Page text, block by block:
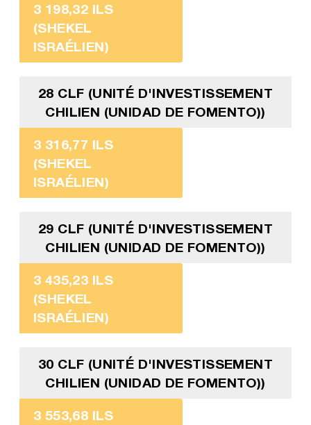
3 198,32 ILS
(SHEKEL
ISRAÉLIEN)
28 CLF (UNITÉ D'INVESTISSEMENT
CHILIEN (UNIDAD DE FOMENTO))
3 316,77 ILS
(SHEKEL
ISRAÉLIEN)
29 CLF (UNITÉ D'INVESTISSEMENT
CHILIEN (UNIDAD DE FOMENTO))
3 435,23 ILS
(SHEKEL
ISRAÉLIEN)
30 CLF (UNITÉ D'INVESTISSEMENT
CHILIEN (UNIDAD DE FOMENTO))
3 553,68 ILS